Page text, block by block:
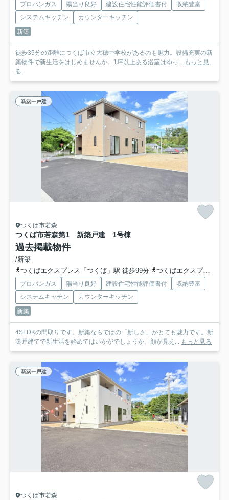
プロパンガス 陽当り良好 建設住宅性能評価書付
収納豊富
システムキッチン
カウンターキッチン
新築
徒歩35分の距離につくば市立大穂中学校があるのも魅力。設備充実の新
築物件で新生活をはじめませんか。1坪以上ある浴室はゆっ... もっと見
る
新築一戸建
つくば市若森
つくば市若森第1 新築戸建 1号棟
過去掲載物件
/新築
つくばエクスプレス「つくば」駅 徒歩99分
つくばエクスプレス「研究学園」駅 徒歩99分
プロパンガス 陽当り良好 建設住宅性能評価書付
収納豊富
システムキッチン
カウンターキッチン
新築
4SLDKの間取りです。新築ならではの「新しさ」がとても魅力です。新
築戸建てで新生活を始めてはいかがでしょうか。顔が見え... もっと見る
新築一戸建
つくば市若森